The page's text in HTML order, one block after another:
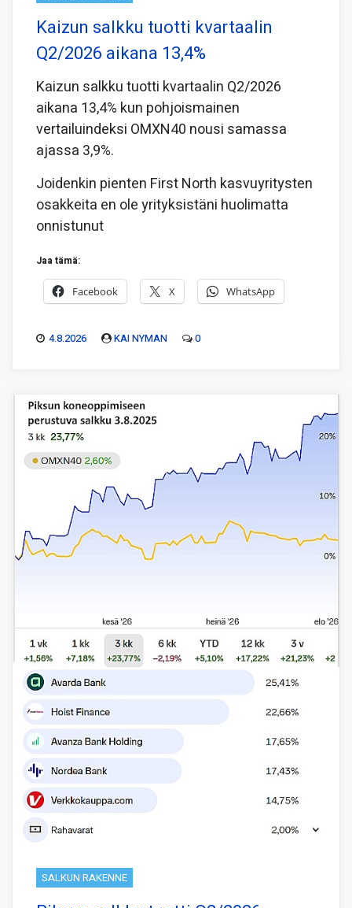
Kaizun salkku tuotti kvartaalin
Q2/2026 aikana 13,4%
Kaizun salkku tuotti kvartaalin Q2/2026
aikana 13,4% kun pohjoismainen
vertailuindeksi OMXN40 nousi samassa
ajassa 3,9%.
Joidenkin pienten First North kasvuyritysten
osakkeita en ole yrityksistäni huolimatta
onnistunut
Jaa tämä:
Facebook X WhatsApp
4.8.2026 KAI NYMAN 0
SALKUN RAKENNE